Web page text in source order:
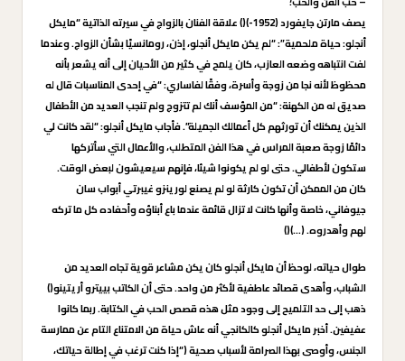
يصف مارتن جايفورد (1952-)() علاقة الفنان بالزواج في سيرته الذاتية “مايكل
أنجلو: حياة ملحمية”: “لم يكن مايكل أنجلو، إذن، رومانسيًا بشأن الزواج. وعندما
لفت انتباهه وضعه العازب، كان يلمح في كثير من الأحيان إلى أنه يشعر بأنه
محظوظ لأنه نجا من زوجة وأسرة، وفقًا لفاساري: “في إحدى المناسبات قال له
صديق له من الكهنة: “من المؤسف أنك لم تتزوج ولم تنجب العديد من الأطفال
الذين يمكنك أن تورثهم كل أعمالك الجميلة”. فأجاب مايكل أنجلو: “لقد كانت لي
دائمًا زوجة صعبة المراس في هذا الفن المتطلب، والأعمال التي سأتركها
ستكون لأطفالي. حتى لو لم يكونوا شيئا، فإنهم سيعيشون لبعض الوقت.
كان من الممكن أن تكون كارثة لو لم يصنع لورينزو غيبرتي أبواب سان
جيوفاني، خاصة وأنها كانت لا تزال قائمة عندما باع أبناؤه وأحفاده كل ما تركه
لهم وأهدروه. (…)()
طوال حياته، لوحظ أن مايكل أنجلو كان يكن مشاعر قوية تجاه العديد من
الشباب، وأهدى قصائد عاطفية لأكثر من واحد. حتى أن الكاتب بييترو أريتينو()
ذهب إلى حد التلميح إلى وجود مثل هذه قصص الحب في الكتابة. ربما كانوا
عفيفين. أخبر مايكل أنجلو كالكانجي أنه عاش حياة من الامتناع التام عن ممارسة
الجنس، وأوصى بهذا الصرامة لأسباب صحية (“إذا كنت ترغب في إطالة حياتك،